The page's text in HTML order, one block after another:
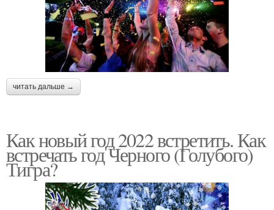
читать дальше →
Как новый год 2022 встретить. Как
встречать год Черного (Голубого)
Тигра?